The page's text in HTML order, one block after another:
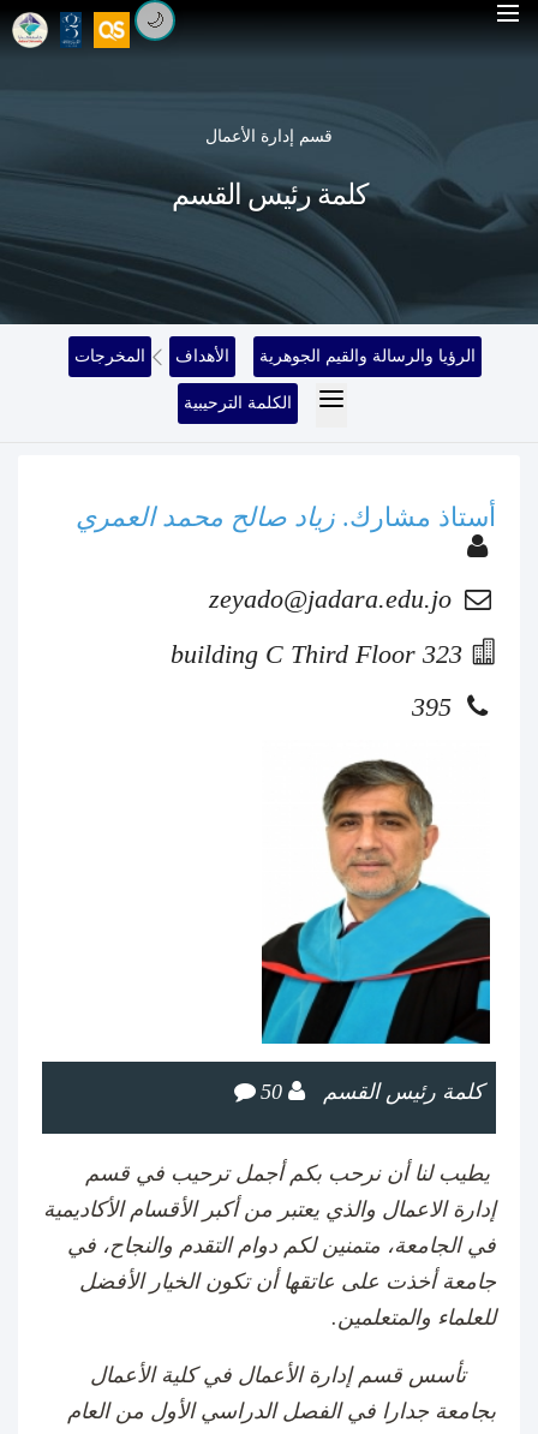
🌙
قسم إدارة الأعمال
كلمة رئيس القسم
المخرجات الأهداف الرؤيا والرسالة والقيم الجوهرية
الكلمة الترحيبية
أستاذ مشارك. زياد صالح محمد العمري
zeyado@jadara.edu.jo
building C Third Floor 323
395
كلمة رئيس القسم 50
يطيب لنا أن نرحب بكم أجمل ترحيب في قسم
إدارة الاعمال والذي يعتبر من أكبر الأقسام الأكاديمية
في الجامعة، متمنين لكم دوام التقدم والنجاح، في
جامعة أخذت على عاتقها أن تكون الخيار الأفضل
للعلماء والمتعلمين.
تأسس قسم إدارة الأعمال في كلية الأعمال
بجامعة جدارا في الفصل الدراسي الأول من العام